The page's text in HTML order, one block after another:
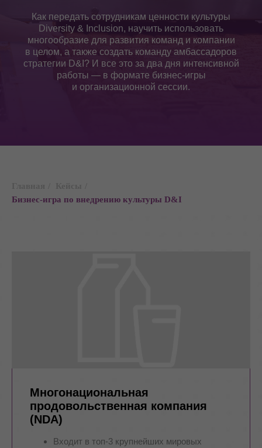
Как передать сотрудникам ценности культуры
Diversity & Inclusion, научить использовать
многообразие для развития команд и компании
в целом, а также создать команду амбассадоров
стратегии D&I? И все это за два дня интенсивной
работы — в формате бизнес-игры
и организационной сессии.
Бизнес-игра по внедрению культуры D&I
Многонациональная
продовольственная компания
(NDA)
Входит в топ-3 крупнейших мировых